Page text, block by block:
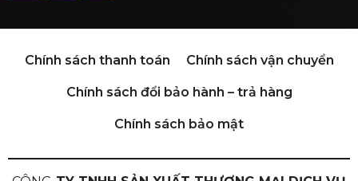
Chính sách thanh toán Chính sách vận chuyển
Chính sách đổi bảo hành – trả hàng
Chính sách bảo mật